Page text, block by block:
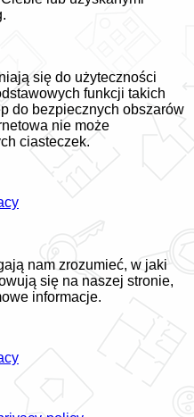
się do użyteczności
funkcji takich
do bezpiecznych obszarów
nie może
ciasteczek.
nam zrozumieć, w jaki
się na naszej stronie,
informacje.